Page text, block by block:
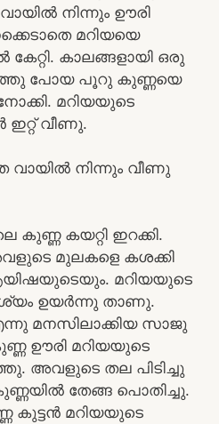
നിന്നും ഊരി
മറിയയെ
കേറ്റി. കാലങ്ങളായി ഒരു
പോയ പൂറു കുണ്ണയെ
മറിയയുടെ
ഇറ്റ് വീണു.
വായിൽ നിന്നും വീണു
കയറ്റി ഇറക്കി.
മുലകളെ കശക്കി
മറിയയുടെ
ഉയർന്നു താണു.
മനസിലാക്കിയ സാജു
ഊരി മറിയയുടെ
അവളുടെ തല പിടിച്ചു
തേങ്ങ പൊതിച്ചു.
കുട്ടൻ മറിയയുടെ